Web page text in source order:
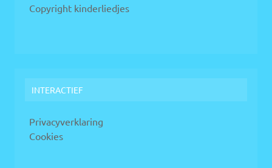
Copyright kinderliedjes
INTERACTIEF
Privacyverklaring
Cookies